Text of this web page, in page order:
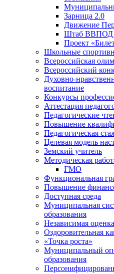
Зарница 2.0
Движение
Штаб ВВПОД
Проект
Школьные
Всероссийская
Всероссийский
Духовно-
воспитание
Конкурсы
Аттестация
Педагогические
Повышение
Педагогическая
Целевая модель
Земский учитель
Методическая
ГМО
Функциональная
Повышение
Доступная среда
Муниципальная
образования
Независимая
Оздоровительная
«Точка роста»
Муниципальный
образования